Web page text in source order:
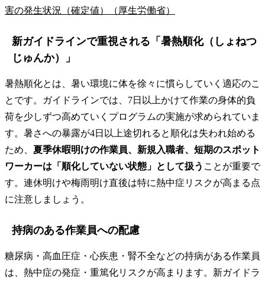
害の発生状況（確定値）（厚生労働省）
新ガイドラインで重視される「暑熱順化（しょねつ
じゅんか）」
暑熱順化とは、暑い環境に体を徐々に慣らしていく適応のこ
とです。ガイドラインでは、7日以上かけて作業の身体的負
荷を少しずつ高めていくプログラムの実施が求められていま
す。暑さへの暴露が4日以上途切れると順化は失われ始める
ため、 夏季休暇明けの作業員、新規入職者、短期のスポット
ワーカーは「順化していない状態」として扱う ことが重要で
す。連休明けや梅雨明け直後は特に熱中症リスクが高まる点
に注意しましょう。
持病のある作業員への配慮
糖尿病・高血圧症・心疾患・腎不全などの持病がある作業員
は、熱中症の発症・重篤化リスクが高まります。新ガイドラ